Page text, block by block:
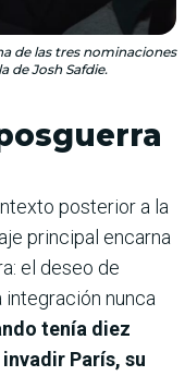
de las tres nominaciones
de Josh Safdie.
posterior a la
principal encarna
el deseo de
nunca
tenía diez
París, su